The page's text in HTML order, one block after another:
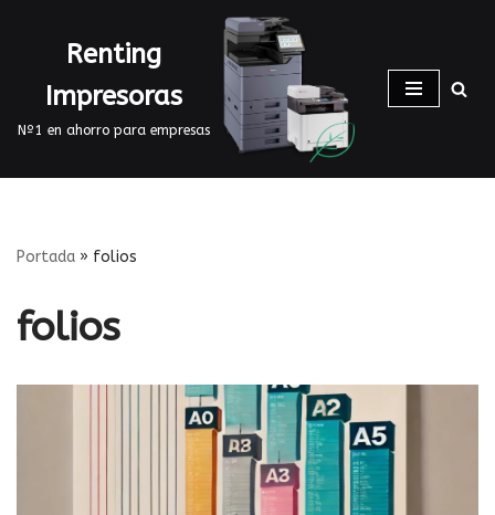
contenido
Renting
Impresoras
Nº1 en ahorro para empresas
Portada » folios
folios